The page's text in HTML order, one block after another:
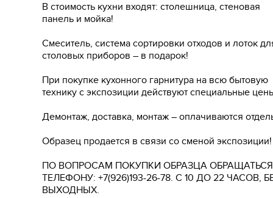
В стоимость кухни входят: столешница, стеновая
панель и мойка!
Смеситель, система сортировки отходов и лоток
столовых приборов – в подарок!
При покупке кухонного гарнитура на всю бытовую
технику с экспозиции действуют специальные
Демонтаж, доставка, монтаж – оплачиваются
Образец продается в связи со сменой экспозиции!
ПО ВОПРОСАМ ПОКУПКИ ОБРАЗЦА
ТЕЛЕФОНУ: +7(926)193-26-78. С 10 ДО 22 ЧАСОВ,
ВЫХОДНЫХ.